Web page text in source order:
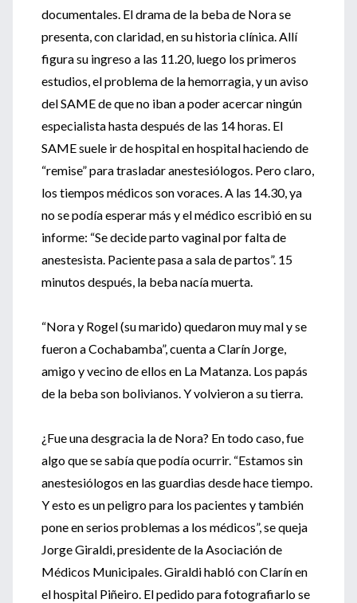
documentales. El drama de la beba de Nora se
presenta, con claridad, en su historia clínica. Allí
figura su ingreso a las 11.20, luego los primeros
estudios, el problema de la hemorragia, y un aviso
del SAME de que no iban a poder acercar ningún
especialista hasta después de las 14 horas. El
SAME suele ir de hospital en hospital haciendo de
“remise” para trasladar anestesiólogos. Pero claro,
los tiempos médicos son voraces. A las 14.30, ya
no se podía esperar más y el médico escribió en su
informe: “Se decide parto vaginal por falta de
anestesista. Paciente pasa a sala de partos”. 15
minutos después, la beba nacía muerta.
“Nora y Rogel (su marido) quedaron muy mal y se
fueron a Cochabamba”, cuenta a Clarín Jorge,
amigo y vecino de ellos en La Matanza. Los papás
de la beba son bolivianos. Y volvieron a su tierra.
¿Fue una desgracia la de Nora? En todo caso, fue
algo que se sabía que podía ocurrir. “Estamos sin
anestesiólogos en las guardias desde hace tiempo.
Y esto es un peligro para los pacientes y también
pone en serios problemas a los médicos”, se queja
Jorge Giraldi, presidente de la Asociación de
Médicos Municipales. Giraldi habló con Clarín en
el hospital Piñeiro. El pedido para fotografiarlo se